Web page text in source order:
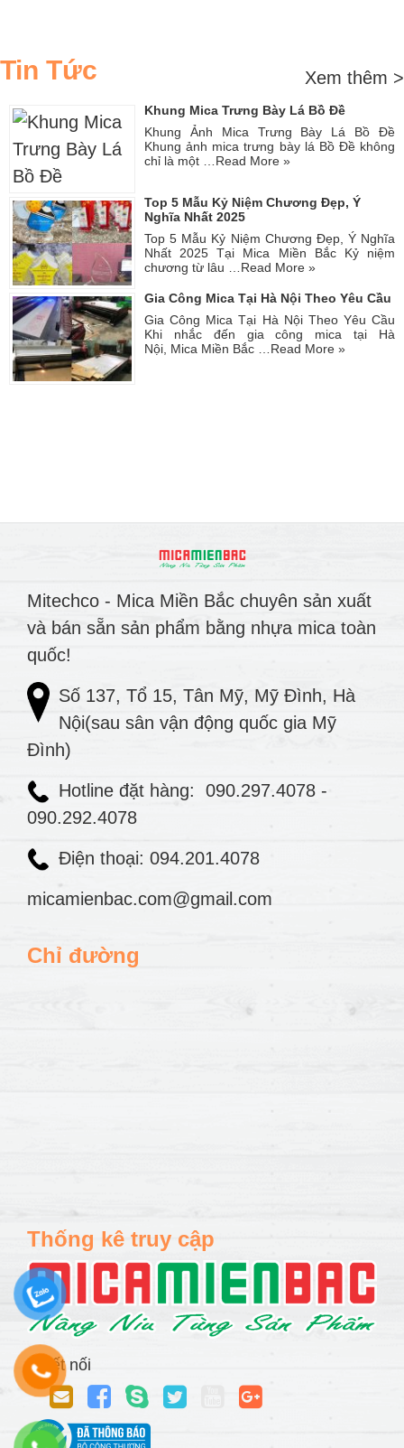
Tin Tức Xem thêm >
Khung Mica Trưng Bày Lá Bồ Đề
Khung Ảnh Mica Trưng Bày Lá Bồ Đề
Khung ảnh mica trưng bày lá Bồ Đề không
chỉ là một … Read More »
Top 5 Mẫu Kỷ Niệm Chương Đẹp, Ý
Nghĩa Nhất 2025
Top 5 Mẫu Kỷ Niệm Chương Đẹp, Ý Nghĩa
Nhất 2025 Tại Mica Miền Bắc Kỷ niệm
chương từ lâu … Read More »
Gia Công Mica Tại Hà Nội Theo Yêu Cầu
Gia Công Mica Tại Hà Nội Theo Yêu Cầu
Khi nhắc đến gia công mica tại Hà
Nội, Mica Miền Bắc … Read More »
Mitechco - Mica Miền Bắc chuyên sản xuất
và bán sẵn sản phẩm bằng nhựa mica toàn
quốc!
Số 137, Tổ 15, Tân Mỹ, Mỹ Đình, Hà
Nội(sau sân vận động quốc gia Mỹ
Đình)
Hotline đặt hàng: 090.297.4078 -
090.292.4078
Điện thoại: 094.201.4078
micamienbac.com@gmail.com
Chỉ đường
Thống kê truy cập
Kết nối